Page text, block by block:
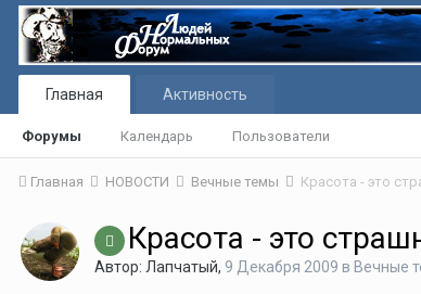
Главная
Форумы Календарь Пользователи
Активность
Главная НОВОСТИ Вечные темы Красота - это
Красота - это
Автор: Лапчатый, 9 Декабря 2009 в Вечные